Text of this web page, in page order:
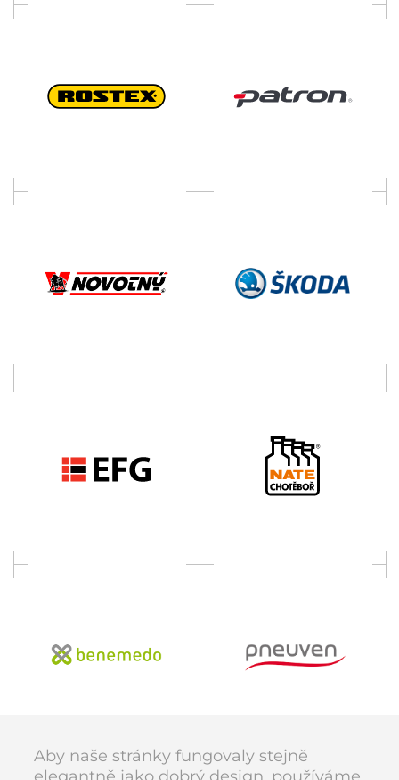
Aby naše stránky fungovaly stejně